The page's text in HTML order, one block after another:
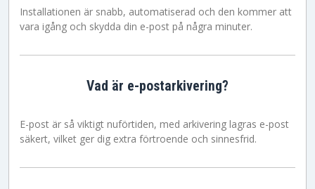
Installationen är snabb, automatiserad och den kommer att
vara igång och skydda din e-post på några minuter.
Vad är e-postarkivering?
E-post är så viktigt nuförtiden, med arkivering lagras e-post
säkert, vilket ger dig extra förtroende och sinnesfrid.